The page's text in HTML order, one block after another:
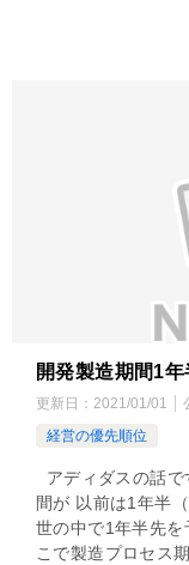
開発製造期間1
更新日： 2021/01/01
経営の優先順位
アディダスの話
間が 以前は1年半
世の中で1年半先
こで製造プロセス